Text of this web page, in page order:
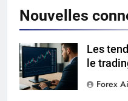
Nouvelles
Les
le
Forex